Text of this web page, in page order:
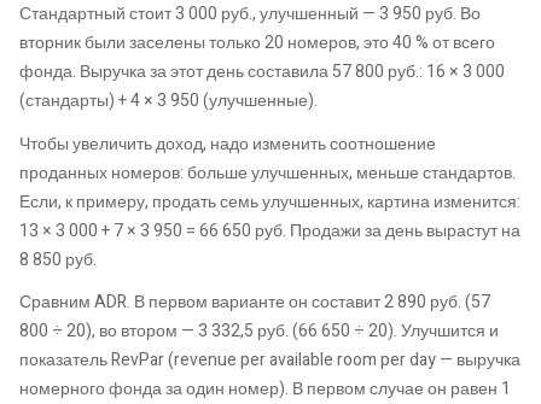
Стандартный стоит 3 000 руб., улучшенный — 3 950 руб. Во
вторник были заселены только 20 номеров, это 40 % от всего
фонда. Выручка за этот день составила 57 800 руб.: 16 × 3 000
(стандарты) + 4 × 3 950 (улучшенные).
Чтобы увеличить доход, надо изменить соотношение
проданных номеров: больше улучшенных, меньше стандартов.
Если, к примеру, продать семь улучшенных, картина изменится:
13 × 3 000 + 7 × 3 950 = 66 650 руб. Продажи за день вырастут на
8 850 руб.
Сравним ADR. В первом варианте он составит 2 890 руб. (57
800 ÷ 20), во втором — 3 332,5 руб. (66 650 ÷ 20). Улучшится и
показатель RevPar (revenue per available room per day — выручка
номерного фонда за один номер). В первом случае он равен 1